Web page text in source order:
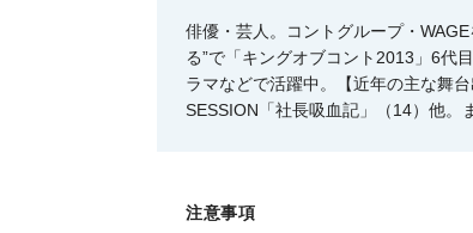
俳優・芸人。コントグループ・
る”で「キングオブコント2013」6代
ラマなどで活躍中。【近年の主な舞
SESSION「社長吸血記」（14）他。
注意事項